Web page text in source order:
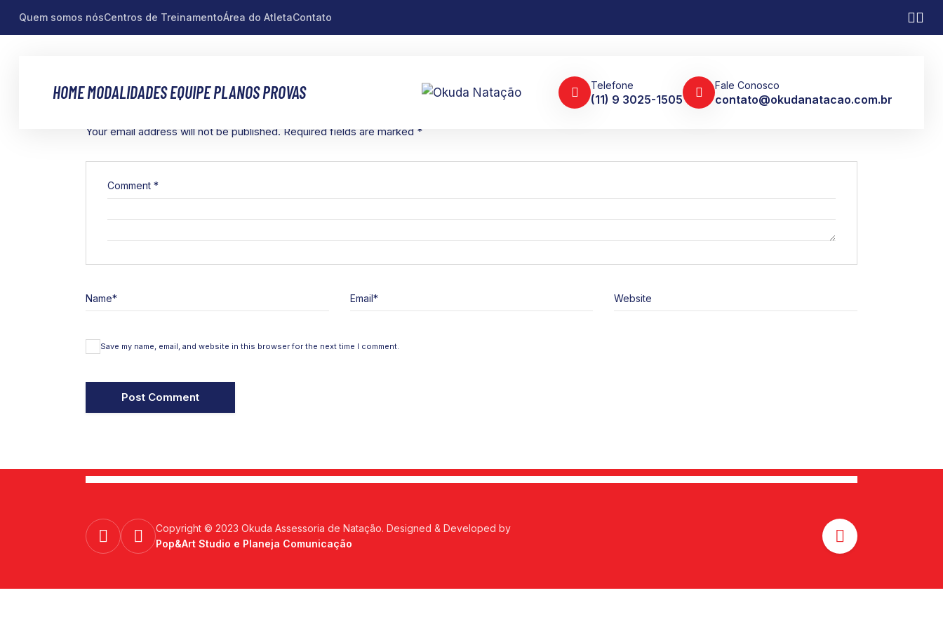
Quem somos nósCentros de TreinamentoÁrea do AtletaContato
HOMEMODALIDADESEQUIPEPLANOSPROVAS Telefone
(11) 9 3025-1505
Fale Conosco
contato@okudanatacao.com.br
LEAVE A REPLY
Your email address will not be published. Required fields are marked *
Comment *
Name* Email* Website
Save my name, email, and website in this browser for the next time I comment.
Copyright © 2023 Okuda Assessoria de Natação. Designed & Developed by
Pop&Art Studio e Planeja Comunicação